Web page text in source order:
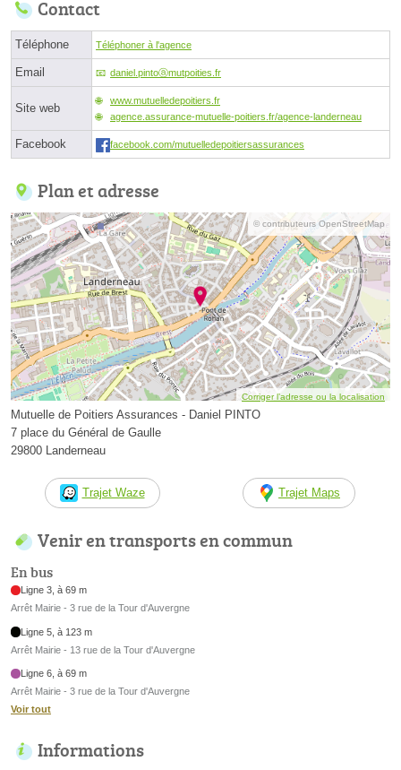
Contact
Téléphone Téléphoner à l'agence
Email daniel.pintoⓐmutpoities.fr
Site web
www.mutuelledepoitiers.fr
agence.assurance-mutuelle-poitiers.fr/agence-landerneau
Facebook facebook.com/mutuelledepoitiersassurances
Plan et adresse
© contributeurs OpenStreetMap
Corriger l’adresse ou la localisation
Mutuelle de Poitiers Assurances - Daniel PINTO
7 place du Général de Gaulle
29800 Landerneau
Trajet Waze Trajet Maps
Venir en transports en commun
En bus
Ligne 3, à 69 m
Arrêt Mairie - 3 rue de la Tour d'Auvergne
Ligne 5, à 123 m
Arrêt Mairie - 13 rue de la Tour d'Auvergne
Ligne 6, à 69 m
Arrêt Mairie - 3 rue de la Tour d'Auvergne
Voir tout
Informations